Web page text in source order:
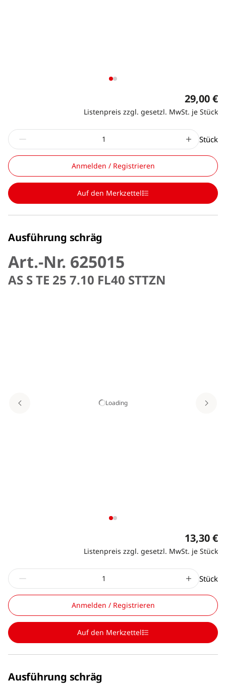
29,00 €
Listenpreis zzgl. gesetzl. MwSt. je Stück
Stück
Anmelden / Registrieren
Auf den Merkzettel
Ausführung schräg
Art.-Nr. 625015
AS S TE 25 7.10 FL40 STTZN
Loading
13,30 €
Listenpreis zzgl. gesetzl. MwSt. je Stück
Stück
Anmelden / Registrieren
Auf den Merkzettel
Ausführung schräg